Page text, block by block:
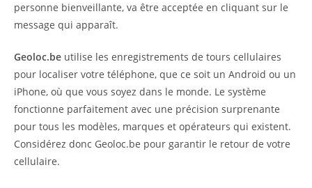
personne bienveillante, va être acceptée en cliquant sur le
message qui apparaît.
Geoloc.be utilise les enregistrements de tours cellulaires
pour localiser votre téléphone, que ce soit un Android ou un
iPhone, où que vous soyez dans le monde. Le système
fonctionne parfaitement avec une précision surprenante
pour tous les modèles, marques et opérateurs qui existent.
Considérez donc Geoloc.be pour garantir le retour de votre
cellulaire.